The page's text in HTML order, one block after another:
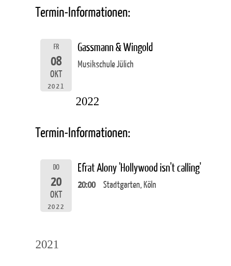
Termin-Informationen:
FR
08
OKT
2021
Gassmann & Wingold
Musikschule Jülich
2022
Termin-Informationen:
DO
20
OKT
2022
Efrat Alony 'Hollywood isn't calling'
20:00 Stadtgarten, Köln
2021